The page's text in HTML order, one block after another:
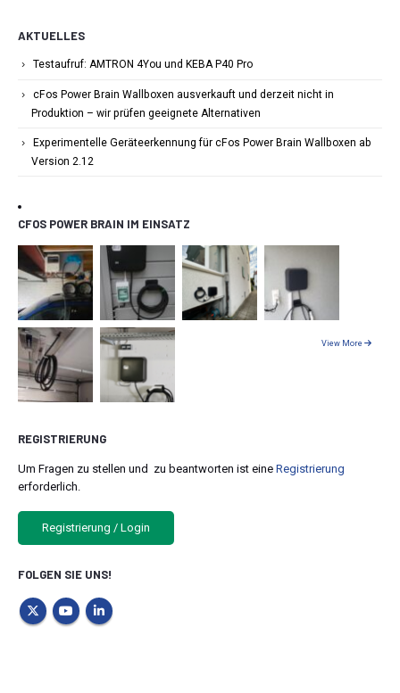
AKTUELLES
Testaufruf: AMTRON 4You und KEBA P40 Pro
cFos Power Brain Wallboxen ausverkauft und derzeit nicht in
Produktion – wir prüfen geeignete Alternativen
Experimentelle Geräteerkennung für cFos Power Brain Wallboxen ab
Version 2.12
CFOS POWER BRAIN IM EINSATZ
View More
REGISTRIERUNG
Um Fragen zu stellen und zu beantworten ist eine Registrierung
erforderlich.
Registrierung / Login
FOLGEN SIE UNS!